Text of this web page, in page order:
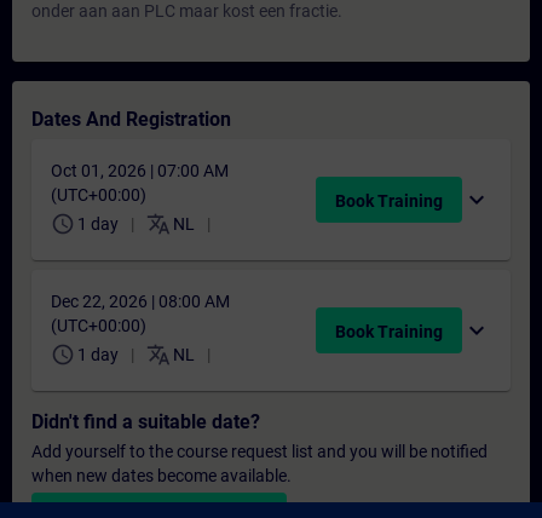
onder aan aan PLC maar kost een fractie.
Dates And Registration
Oct 01, 2026 | 07:00 AM
(UTC+00:00)
schedule 1 day translate NL
Book Training expand_more
Dec 22, 2026 | 08:00 AM
(UTC+00:00)
schedule 1 day translate NL
Book Training expand_more
Didn't find a suitable date?
Add yourself to the course request list and you will be notified
when new dates become available.